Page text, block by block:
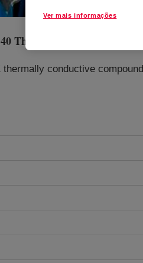
Thermal Conductive
conductive
Ver mais informações